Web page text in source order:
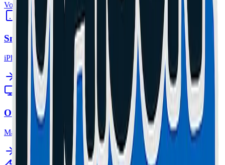
Voir tout
Smartphone
iPhone, Samsung.
Ordinateur
MacBook, PC Gamer.